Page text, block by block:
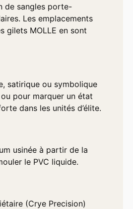
de sangles porte-
Les emplacements
gilets MOLLE en sont
satirique ou symbolique
pour marquer un état
dans les unités d’élite.
usinée à partir de la
le PVC liquide.
(Crye Precision)